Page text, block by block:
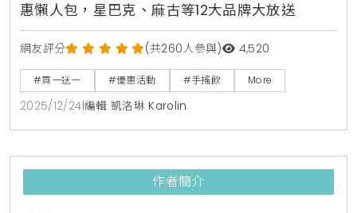
惠懶人包，星巴克、麻古等12大品牌大放送
網友評分 (共260人參與) 4,520
#買一送一 #優惠活動 #手搖飲 More
2025/12/24 編輯 凱洛琳 Karolin
作者簡介